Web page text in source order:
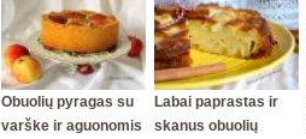
Obuolių pyragas su
varške ir aguonomis
Labai paprastas ir
skanus obuolių